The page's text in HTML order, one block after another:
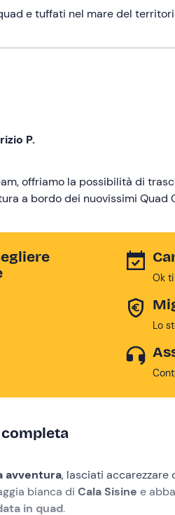
e tuffati nel mare del
P.
offriamo la possibilità di
a bordo dei nuovissimi Quad
Ok
Lo
avventura, lasciati accarezzare
bianca di Cala Sisine e
in quad.